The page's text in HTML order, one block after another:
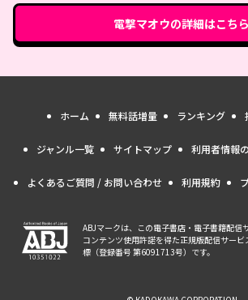
電撃マオウの詳細はこちら
ホーム 無料話増量 ランキング
ジャンル一覧 サイトマップ 利用者情報
よくあるご質問 / お問い合わせ 利用規約
ABJマークは、この電子書店・電子書籍配信
コンテンツ使用許諾を得た正規版配信サー
標（登録番号 第6091713号）です。